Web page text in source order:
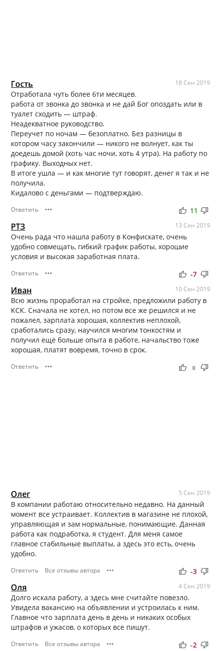
Гость 18 Сен 2019
Отработала чуть более 6ти месяцев.
работа от звонка до звонка и не дай Бог опоздать или в
туалет сходить — штраф.
Неадекватное руководство.
Переучет по ночам — безоплатно. Без разницы в
котором часу закончили — никого не волнует, как ты
доедешь домой (хоть час ночи, хоть 4 утра). На работу по
графику. Выходных нет.
В итоге ушла — и как многие тут говорят, денег я так и не
получила.
Кидалово с деньгами — подтверждаю.
Ответить ••• thumb_up thumb_down
11
РТЗ 13 Сен 2019
Очень рада что нашла работу в Kонфискате, очень
удобно совмещать, гибкий график работы, хорошие
условия и высокая заработная плата.
Ответить ••• thumb_up thumb_down
-7
Иван 10 Сен 2019
Всю жизнь проработал на стройке, предложили работу в
КСК. Сначала не хотел, но потом все же решился и не
пожалел, зарплата хорошая, коллектив неплохой,
сработались сразу, научился многим тонкостям и
получил ещё больше опыта в работе, начальство тоже
хорошая, платят вовремя, точно в срок.
Ответить ••• thumb_up thumb_down
0
Олег 5 Сен 2019
В компании работаю относительно недавно. На данный
момент все устраивает. Коллектив в магазине не плохой,
управляющая и зам нормальные, понимающие. Данная
работа как подработка, я студент. Для меня самое
главное стабильные выплаты, а здесь это есть, очень
удобно.
Ответить Все отзывы автора ••• thumb_up thumb_down
-3
Оля 4 Сен 2019
Долго искала работу, а здесь мне считайте повезло.
Увидела вакансию на объявлении и устроилась к ним.
Главное что зарплата день в день и никаких особых
штрафов и ужасов, о которых все пишут.
Ответить Все отзывы автора ••• thumb_up thumb_down
-2